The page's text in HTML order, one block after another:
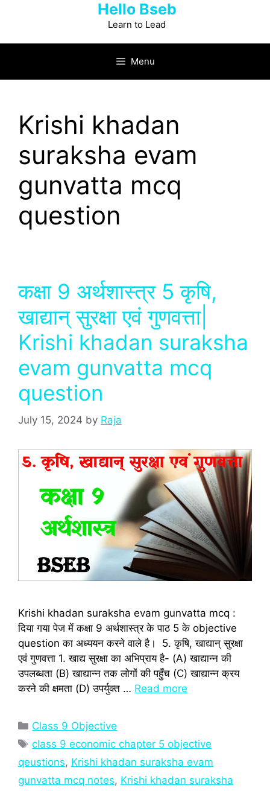
Hello Bseb
Learn to Lead
Menu
Krishi khadan
suraksha evam
gunvatta mcq
question
कक्षा 9 अर्थशास्‍त्र 5 कृषि,
खाद्यान् सुरक्षा एवं गुणवत्ता|
Krishi khadan suraksha
evam gunvatta mcq
question
July 15, 2024 by Raja
Krishi khadan suraksha evam gunvatta mcq :
दिया गया पेज में कक्षा 9 अर्थशास्‍त्र के पाठ 5 के objective
question का अध्‍ययन करने वाले है। 5. कृषि, खाद्यान् सुरक्षा
एवं गुणवत्ता 1. खाद्य सुरक्षा का अभिप्राय है- (A) खाद्यान्न की
उपलब्धता (B) खाद्यान्न तक लोगों की पहुँच (C) खाद्यान्न क्रय
करने की क्षमता (D) उपर्युक्त … Read more
Categories
Class 9 Objective
Tags
class 9 economic chapter 5 objective
qeustions, Krishi khadan suraksha evam
gunvatta mcq notes, Krishi khadan suraksha